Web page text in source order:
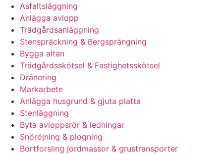
Asfaltsläggning
Anlägga avlopp
Trädgårdsanläggning
Stenspräckning & Bergsprängning
Bygga altan
Trädgårdsskötsel & Fastighetsskötsel
Dränering
Markarbete
Anlägga husgrund & gjuta platta
Stenläggning
Byta avloppsrör & ledningar
Snöröjning & plogning
Bortforsling jordmassor & grustransporter